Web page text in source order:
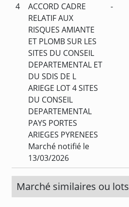
4
ACCORD CADRE
RELATIF AUX
RISQUES AMIANTE
ET PLOMB SUR LES
SITES DU CONSEIL
DEPARTEMENTAL ET
DU SDIS DE L
ARIEGE LOT 4 SITES
DU CONSEIL
DEPARTEMENTAL
PAYS PORTES
ARIEGES PYRENEES
Marché notifié le
13/03/2026
-
Marché similaires ou lots